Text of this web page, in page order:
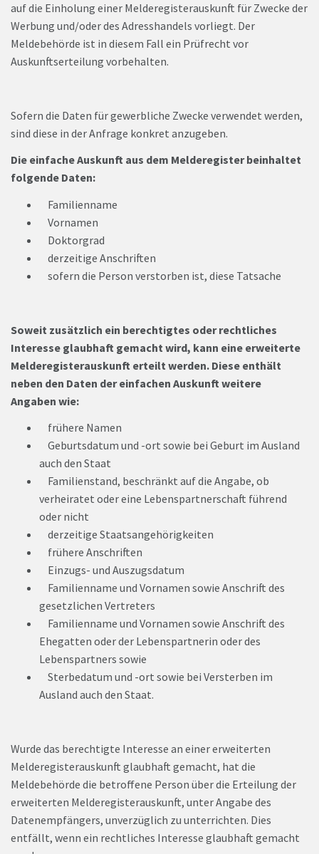
auf die Einholung einer Melderegisterauskunft für Zwecke der
Werbung und/oder des Adresshandels vorliegt. Der
Meldebehörde ist in diesem Fall ein Prüfrecht vor
Auskunftserteilung vorbehalten.
Sofern die Daten für gewerbliche Zwecke verwendet werden,
sind diese in der Anfrage konkret anzugeben.
Die einfache Auskunft aus dem Melderegister beinhaltet
folgende Daten:
Familienname
Vornamen
Doktorgrad
derzeitige Anschriften
sofern die Person verstorben ist, diese Tatsache
Soweit zusätzlich ein berechtigtes oder rechtliches
Interesse glaubhaft gemacht wird, kann eine erweiterte
Melderegisterauskunft erteilt werden. Diese enthält
neben den Daten der einfachen Auskunft weitere
Angaben wie:
frühere Namen
Geburtsdatum und -ort sowie bei Geburt im Ausland
auch den Staat
Familienstand, beschränkt auf die Angabe, ob
verheiratet oder eine Lebenspartnerschaft führend
oder nicht
derzeitige Staatsangehörigkeiten
frühere Anschriften
Einzugs- und Auszugsdatum
Familienname und Vornamen sowie Anschrift des
gesetzlichen Vertreters
Familienname und Vornamen sowie Anschrift des
Ehegatten oder der Lebenspartnerin oder des
Lebenspartners sowie
Sterbedatum und -ort sowie bei Versterben im
Ausland auch den Staat.
Wurde das berechtigte Interesse an einer erweiterten
Melderegisterauskunft glaubhaft gemacht, hat die
Meldebehörde die betroffene Person über die Erteilung der
erweiterten Melderegisterauskunft, unter Angabe des
Datenempfängers, unverzüglich zu unterrichten. Dies
entfällt, wenn ein rechtliches Interesse glaubhaft gemacht